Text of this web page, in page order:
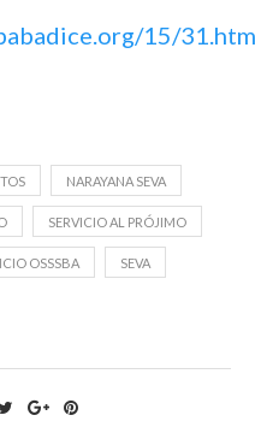
15/31.htm
NARAYANA SEVA
SERVICIO AL PRÓJIMO
OSSSBA SEVA